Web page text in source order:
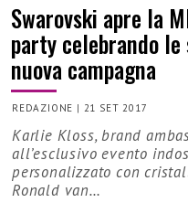
Swarovski apre la
party celebrando
nuova campagna
REDAZIONE | 21 SET 2017
Karlie Kloss, brand
all’esclusivo evento
personalizzato con
Ronald van…